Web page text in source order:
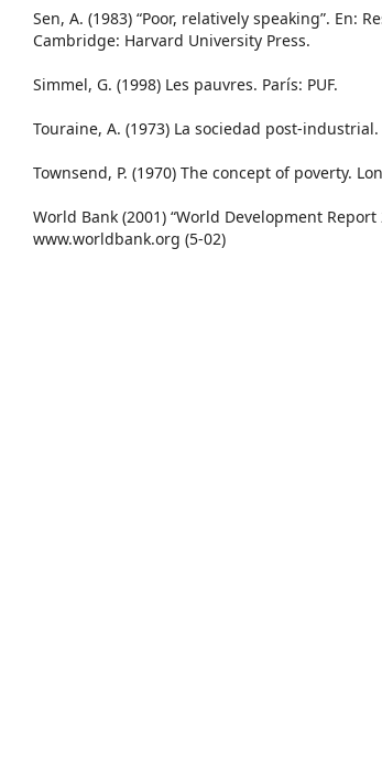
Sen, A. (1983) “Poor, relatively speaking”. En:
Cambridge: Harvard University Press.
Simmel, G. (1998) Les pauvres. París: PUF.
Touraine, A. (1973) La sociedad post-
Townsend, P. (1970) The concept of poverty.
World Bank (2001) “World Development
www.worldbank.org (5-02)